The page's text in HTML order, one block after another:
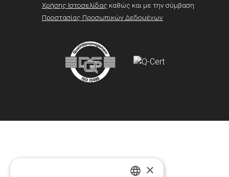
Χρήσης Ιστοσελίδας καθώς και με την σύμβαση
Προστασίας Προσωπικών Δεδομένων
×